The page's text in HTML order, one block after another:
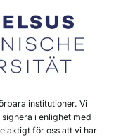
institutioner. Vi
i enlighet med
för oss att vi har